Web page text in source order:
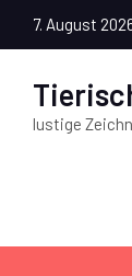
7. August
lustige